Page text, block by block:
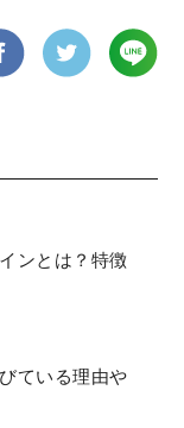
ンとは？特徴
ている理由や